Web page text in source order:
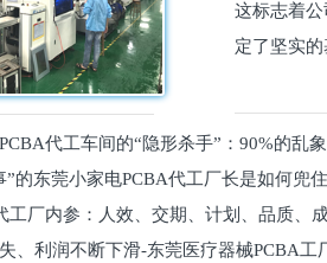
这标志着
定了坚实
代工车间的“隐形杀手”：90%的乱
”的东莞小家电PCBA代工厂长是如何兜
工厂内参：人效、交期、计划、品质
、利润不断下滑-东莞医疗器械PCBA工